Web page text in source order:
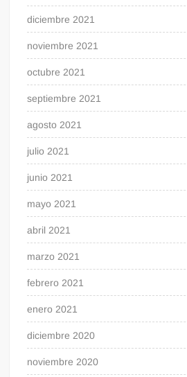
diciembre 2021
noviembre 2021
octubre 2021
septiembre 2021
agosto 2021
julio 2021
junio 2021
mayo 2021
abril 2021
marzo 2021
febrero 2021
enero 2021
diciembre 2020
noviembre 2020